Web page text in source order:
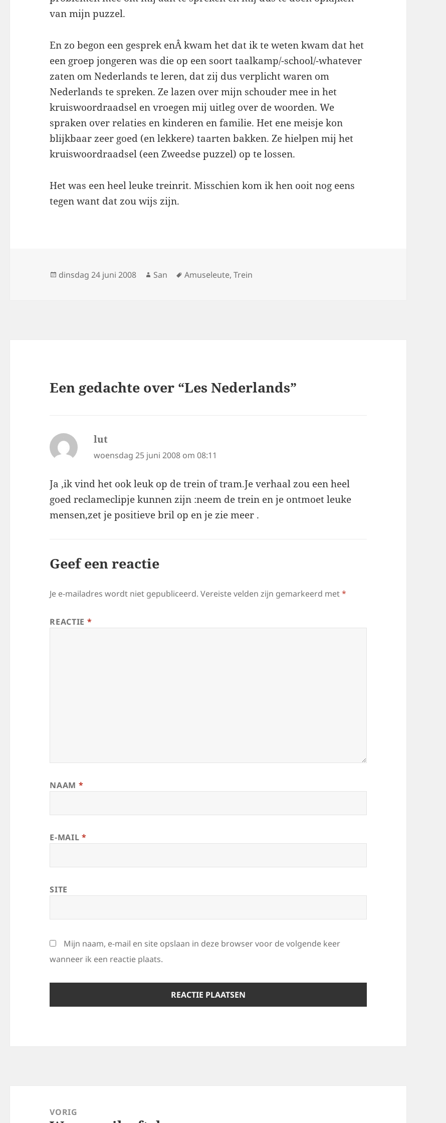
van mijn puzzel.
En zo begon een gesprek enÂ kwam het dat ik te weten kwam dat het
een groep jongeren was die op een soort taalkamp/-school/-whatever
zaten om Nederlands te leren, dat zij dus verplicht waren om
Nederlands te spreken. Ze lazen over mijn schouder mee in het
kruiswoordraadsel en vroegen mij uitleg over de woorden. We
spraken over relaties en kinderen en familie. Het ene meisje kon
blijkbaar zeer goed (en lekkere) taarten bakken. Ze hielpen mij het
kruiswoordraadsel (een Zweedse puzzel) op te lossen.
Het was een heel leuke treinrit. Misschien kom ik hen ooit nog eens
tegen want dat zou wijs zijn.
Geplaatst
dinsdag 24 juni 2008 Auteur
San Tags
Amuseleute,Trein
Een gedachte over “Les Nederlands”
lut
woensdag 25 juni 2008 om 08:11
Ja ,ik vind het ook leuk op de trein of tram.Je verhaal zou een heel
goed reclameclipje kunnen zijn :neem de trein en je ontmoet leuke
mensen,zet je positieve bril op en je zie meer .
Geef een reactie
Je e-mailadres wordt niet gepubliceerd. Vereiste velden zijn gemarkeerd met*
REACTIE *
NAAM *
E-MAIL *
SITE
Mijn naam, e-mail en site opslaan in deze browser voor de volgende keer
wanneer ik een reactie plaats.
navigatieVORIG